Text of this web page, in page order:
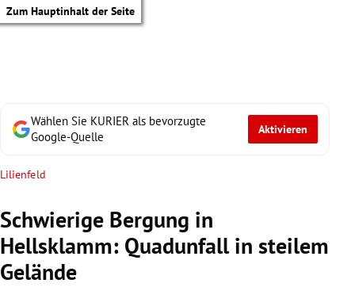
Zum Hauptinhalt der Seite
Wählen Sie KURIER als bevorzugte
Google-Quelle
Aktivieren
Lilienfeld
Schwierige Bergung in
Hellsklamm: Quadunfall in steilem
Gelände